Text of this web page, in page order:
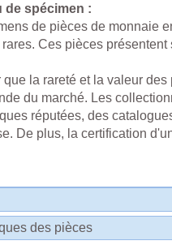
de spécimen :
de pièces de monnaie
Ces pièces
que la rareté et la valeur
du marché. Les
réputées, des
De plus, la certification
des pièces